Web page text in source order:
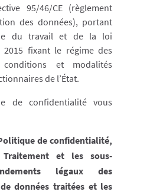
95/46/CE (règlement
des données), portant
du travail et de la loi
fixant le régime des
et modalités
de l’État.
de confidentialité vous
de confidentialité,
et les sous-
légaux des
données traitées et les